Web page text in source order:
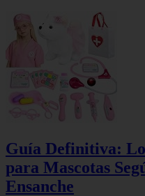
Guía Definitiva:
para Mascotas
Ensanche